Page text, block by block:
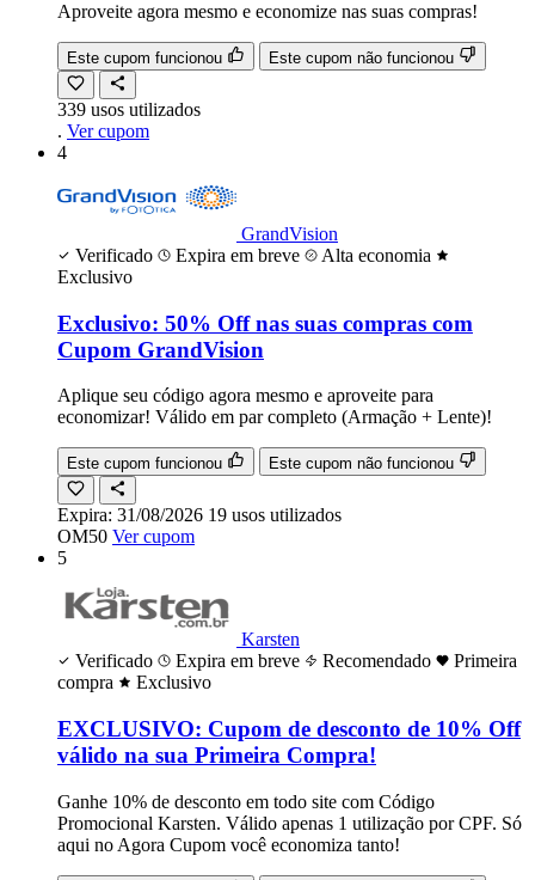
Aproveite agora mesmo e economize nas suas compras!
Este cupom funcionou Este cupom não funcionou
339 usos utilizados
. Ver cupom
4
GrandVision
Verificado
Expira em breve
Alta economia
Exclusivo
Exclusivo: 50% Off nas suas compras com
Cupom GrandVision
Aplique seu código agora mesmo e aproveite para
economizar! Válido em par completo (Armação + Lente)!
Este cupom funcionou Este cupom não funcionou
Expira: 31/08/2026 19 usos utilizados
OM50 Ver cupom
5
Karsten
Verificado
Expira em breve Recomendado
Primeira
compra
Exclusivo
EXCLUSIVO: Cupom de desconto de 10% Off
válido na sua Primeira Compra!
Ganhe 10% de desconto em todo site com Código
Promocional Karsten. Válido apenas 1 utilização por CPF. Só
aqui no Agora Cupom você economiza tanto!